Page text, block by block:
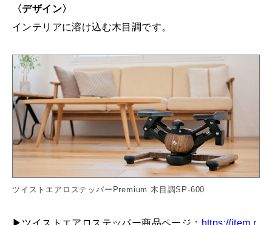
〈デザイン〉
インテリアに溶け込む木目調です。
ツイストエアロステッパーPremium 木目調SP-600